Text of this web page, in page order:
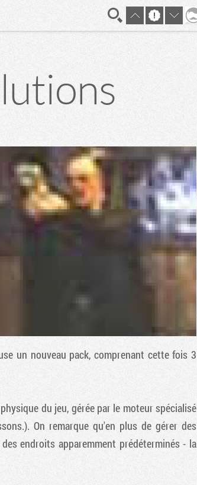
un nouveau pack, comprenant cette fois 3
du jeu, gérée par le moteur spécialisé
On remarque qu'en plus de gérer des
endroits apparemment prédéterminés - la
En direct